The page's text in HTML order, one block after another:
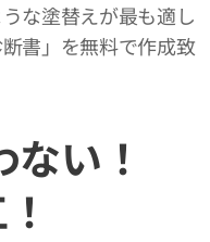
な塗替えが最も適し
書」を無料で作成致
い！